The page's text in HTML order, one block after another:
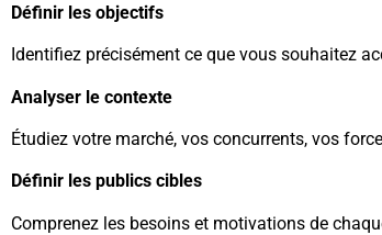
Définir les objectifs
Identifiez précisément ce que vous souhaitez
Analyser le contexte
Étudiez votre marché, vos concurrents, vos
Définir les publics cibles
Comprenez les besoins et motivations de